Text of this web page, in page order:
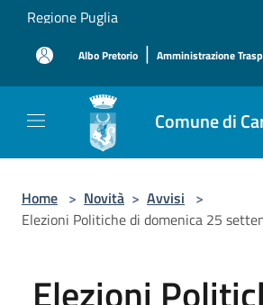
Salta al contenuto principale
Regione Puglia
Albo Pretorio | Amministrazione
Comune di
Home > Novità > Avvisi >
Elezioni Politiche di domenica 25